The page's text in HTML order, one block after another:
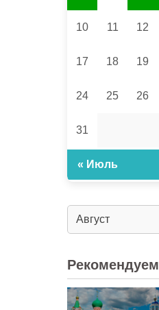
10 11 12
17 18 19
24 25 26
31
« Июль
Рекомендуем